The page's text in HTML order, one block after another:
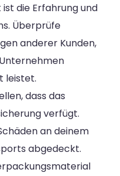
die Erfahrung und
Überprüfe
anderer Kunden,
leistet.
dass das
verfügt.
an deinem
abgedeckt.